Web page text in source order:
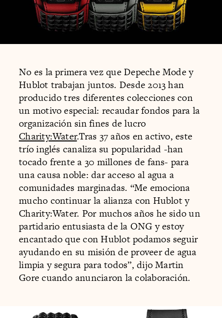
No es la primera vez que Depeche Mode y
Hublot trabajan juntos. Desde 2013 han
producido tres diferentes colecciones con
un motivo especial: recaudar fondos para la
organización sin fines de lucro
Charity:Water.Tras 37 años en activo, este
trío inglés canaliza su popularidad -han
tocado frente a 30 millones de fans- para
una causa noble: dar acceso al agua a
comunidades marginadas. “Me emociona
mucho continuar la alianza con Hublot y
Charity:Water. Por muchos años he sido un
partidario entusiasta de la ONG y estoy
encantado que con Hublot podamos seguir
ayudando en su misión de proveer de agua
limpia y segura para todos”, dijo Martin
Gore cuando anunciaron la colaboración.